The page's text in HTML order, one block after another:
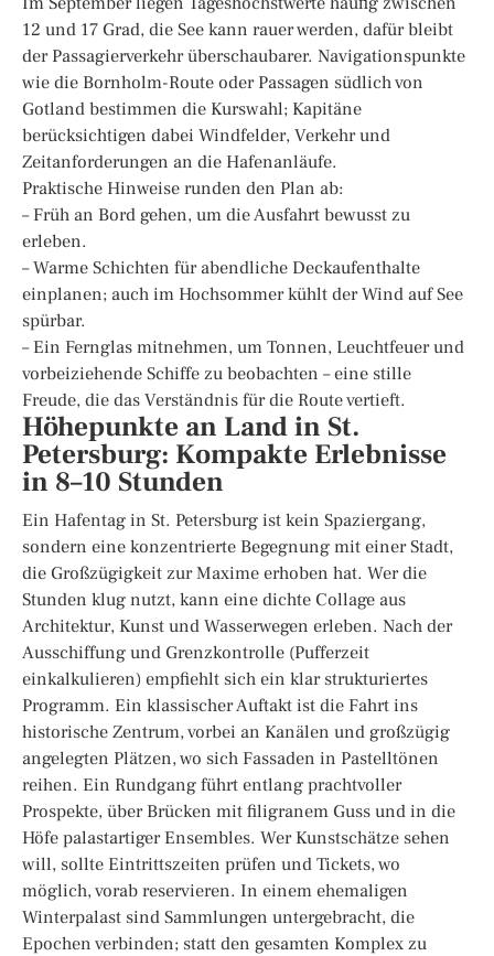
12 und 17 Grad, die See kann rauer werden, dafür bleibt
der Passagierverkehr überschaubarer. Navigationspunkte
wie die Bornholm-Route oder Passagen südlich von
Gotland bestimmen die Kurswahl; Kapitäne
berücksichtigen dabei Windfelder, Verkehr und
Zeitanforderungen an die Hafenanläufe.
Praktische Hinweise runden den Plan ab:
– Früh an Bord gehen, um die Ausfahrt bewusst zu
erleben.
– Warme Schichten für abendliche Deckaufenthalte
einplanen; auch im Hochsommer kühlt der Wind auf See
spürbar.
– Ein Fernglas mitnehmen, um Tonnen, Leuchtfeuer und
vorbeiziehende Schiffe zu beobachten – eine stille
Freude, die das Verständnis für die Route vertieft.
Höhepunkte an Land in St.
Petersburg: Kompakte Erlebnisse
in 8–10 Stunden
Ein Hafentag in St. Petersburg ist kein Spaziergang,
sondern eine konzentrierte Begegnung mit einer Stadt,
die Großzügigkeit zur Maxime erhoben hat. Wer die
Stunden klug nutzt, kann eine dichte Collage aus
Architektur, Kunst und Wasserwegen erleben. Nach der
Ausschiffung und Grenzkontrolle (Pufferzeit
einkalkulieren) empfiehlt sich ein klar strukturiertes
Programm. Ein klassischer Auftakt ist die Fahrt ins
historische Zentrum, vorbei an Kanälen und großzügig
angelegten Plätzen, wo sich Fassaden in Pastelltönen
reihen. Ein Rundgang führt entlang prachtvoller
Prospekte, über Brücken mit filigranem Guss und in die
Höfe palastartiger Ensembles. Wer Kunstschätze sehen
will, sollte Eintrittszeiten prüfen und Tickets, wo
möglich, vorab reservieren. In einem ehemaligen
Winterpalast sind Sammlungen untergebracht, die
Epochen verbinden; statt den gesamten Komplex zu